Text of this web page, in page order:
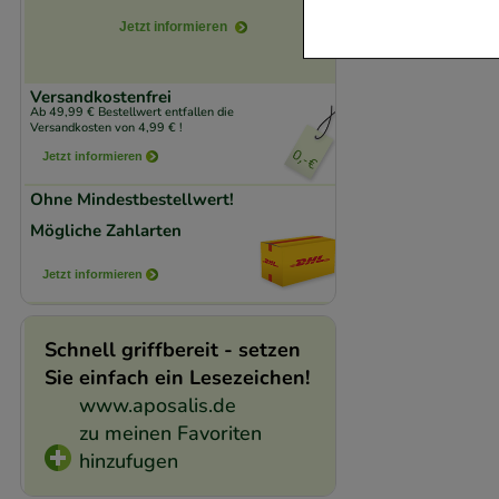
verzichtet werden
Jetzt informieren
Versandkostenfrei
Ab 49,99 € Bestellwert entfallen die
Versandkosten von 4,99 € !
Jetzt informieren
Ohne Mindestbestellwert!
Mögliche Zahlarten
Jetzt informieren
Schnell griffbereit - setzen
Sie einfach ein Lesezeichen!
www.aposalis.de
zu meinen Favoriten
hinzufugen